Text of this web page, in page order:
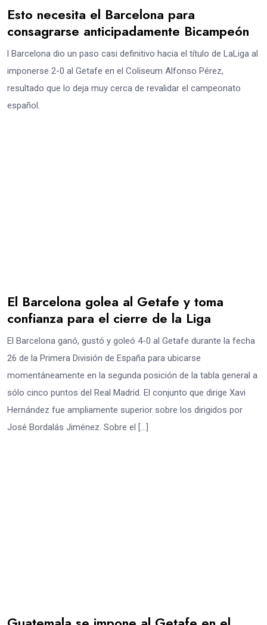
Esto necesita el Barcelona para
consagrarse anticipadamente Bicampeón
l Barcelona dio un paso casi definitivo hacia el título de LaLiga al
imponerse 2-0 al Getafe en el Coliseum Alfonso Pérez,
resultado que lo deja muy cerca de revalidar el campeonato
español.
El Barcelona golea al Getafe y toma
confianza para el cierre de la Liga
El Barcelona ganó, gustó y goleó 4-0 al Getafe durante la fecha
26 de la Primera División de España para ubicarse
momentáneamente en la segunda posición de la tabla general a
sólo cinco puntos del Real Madrid. El conjunto que dirige Xavi
Hernández fue ampliamente superior sobre los dirigidos por
José Bordalás Jiménez. Sobre el […]